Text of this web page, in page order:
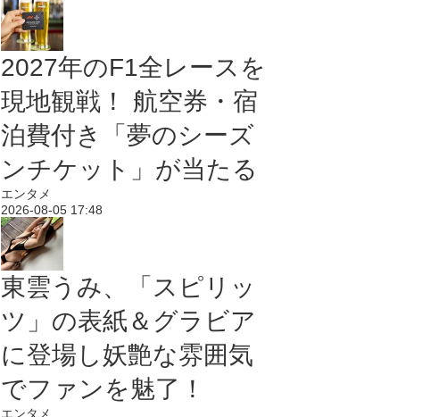
2027年のF1全レースを
現地観戦！ 航空券・宿
泊費付き「夢のシーズ
ンチケット」が当たる
エンタメ
2026-08-05 17:48
東雲うみ、「スピリッ
ツ」の表紙＆グラビア
に登場し妖艶な雰囲気
でファンを魅了！
エンタメ